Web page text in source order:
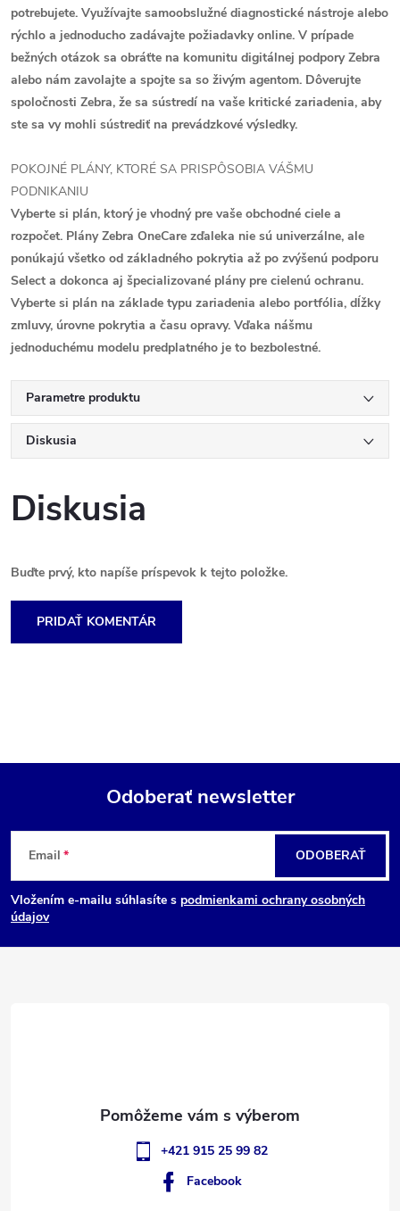
potrebujete. Využívajte samoobslužné diagnostické nástroje alebo
rýchlo a jednoducho zadávajte požiadavky online. V prípade
bežných otázok sa obráťte na komunitu digitálnej podpory Zebra
alebo nám zavolajte a spojte sa so živým agentom. Dôverujte
spoločnosti Zebra, že sa sústredí na vaše kritické zariadenia, aby
ste sa vy mohli sústrediť na prevádzkové výsledky.
POKOJNÉ PLÁNY, KTORÉ SA PRISPÔSOBIA VÁŠMU
PODNIKANIU
Vyberte si plán, ktorý je vhodný pre vaše obchodné ciele a
rozpočet. Plány Zebra OneCare zďaleka nie sú univerzálne, ale
ponúkajú všetko od základného pokrytia až po zvýšenú podporu
Select a dokonca aj špecializované plány pre cielenú ochranu.
Vyberte si plán na základe typu zariadenia alebo portfólia, dĺžky
zmluvy, úrovne pokrytia a času opravy. Vďaka nášmu
jednoduchému modelu predplatného je to bezbolestné.
Parametre produktu
Diskusia
Diskusia
Buďte prvý, kto napíše príspevok k tejto položke.
PRIDAŤ KOMENTÁR
Z
á
p
Odoberať newsletter
Email
Vložením e-mailu súhlasíte s podmienkami ochrany osobných
údajov
ODOBERAŤ
+421 915 25 99 82
Facebook